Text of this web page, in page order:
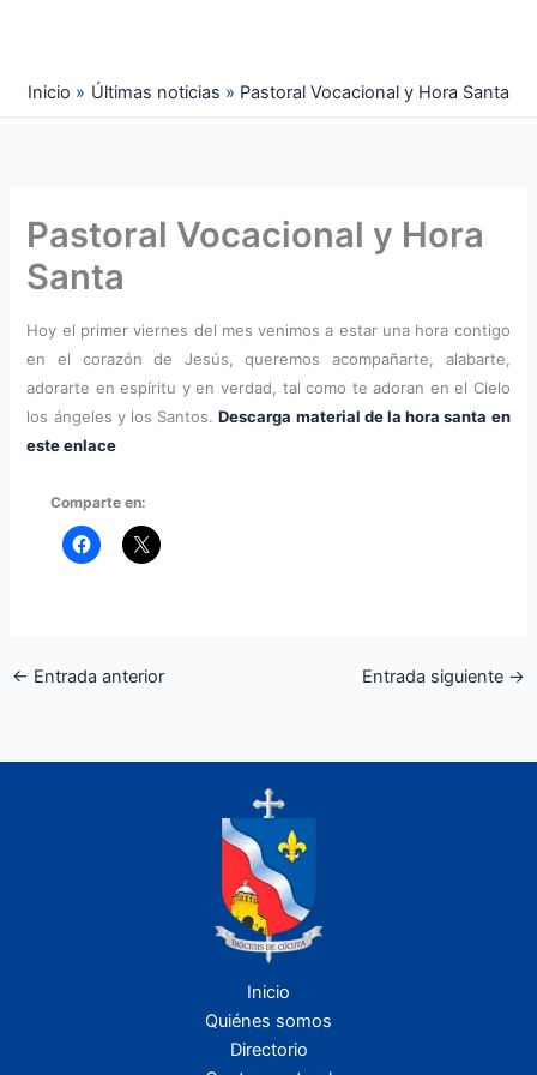
Inicio
Últimas noticias Pastoral Vocacional y Hora Santa
Pastoral Vocacional y Hora
Santa
Hoy el primer viernes del mes venimos a estar una hora contigo
en el corazón de Jesús, queremos acompañarte, alabarte,
adorarte en espíritu y en verdad, tal como te adoran en el Cielo
los ángeles y los Santos.Descarga material de la hora santa en
este enlace
Comparte en:
← Entrada anterior Entrada siguiente →
Inicio
Quiénes somos
Directorio